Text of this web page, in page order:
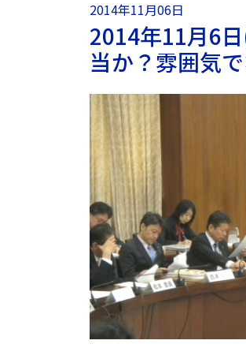
2014年11月06日
2014年11月6
当か？雰囲気